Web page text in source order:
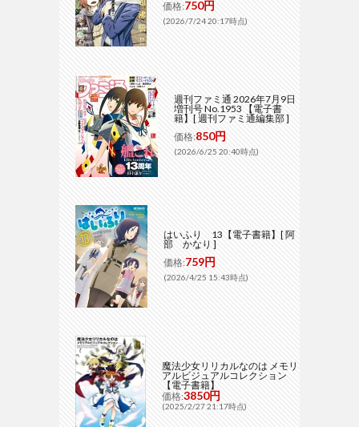
価格:750円
(2026/7/24 20:17時点)
週刊ファミ通 2026年7月9日
増刊号 No.1953 【電子書
籍】[ 週刊ファミ通編集部 ]
価格:850円
(2026/6/25 20:40時点)
はいふり 13【電子書籍】[ 阿
部 かなり ]
価格:759円
(2026/4/25 15:43時点)
魔法少女リリカルなのは メモリ
アルビジュアルコレクション
【電子書籍】
価格:3850円
(2025/2/27 21:17時点)